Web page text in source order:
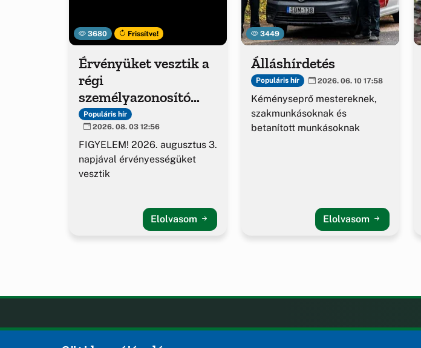
3680 Frissítve!
Érvényüket vesztik a
régi
személyazonosító
igazolványok
Populáris hír
2026. 08. 03 12:56
FIGYELEM! 2026. augusztus 3.
napjával érvényességüket
vesztik
Elolvasom
3449
Álláshírdetés
Populáris hír 2026. 06. 10 17:58
Kéményseprő mestereknek,
szakmunkásoknak és
betanított munkásoknak
Elolvasom
OLDALAK